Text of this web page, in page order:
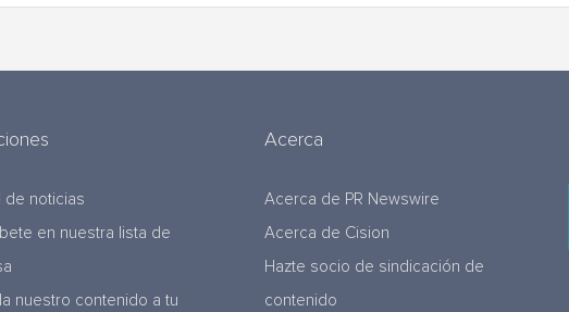
de noticias
en nuestra lista de
nuestro contenido a tu
Acerca
Acerca de PR Newswire
Acerca de Cision
Hazte socio de sindicación de
contenido